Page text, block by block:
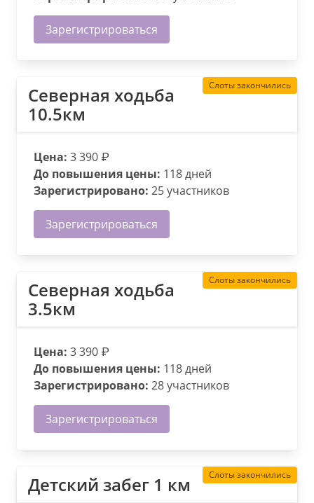
Зарегистрироваться
Северная ходьба
10.5км
Слоты закончились
Цена: 3 390 ₽
До повышения цены: 118 дней
Зарегистрировано: 25 участников
Зарегистрироваться
Северная ходьба
3.5км
Слоты закончились
Цена: 3 390 ₽
До повышения цены: 118 дней
Зарегистрировано: 28 участников
Зарегистрироваться
Детский забег 1 км Слоты закончились